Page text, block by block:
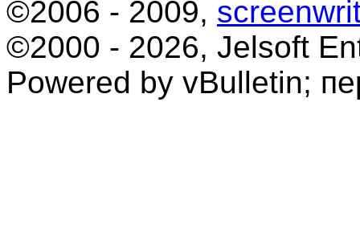
©2006 - 2009,
©2000 - 2026, Jelsoft
Powered by vBulletin;